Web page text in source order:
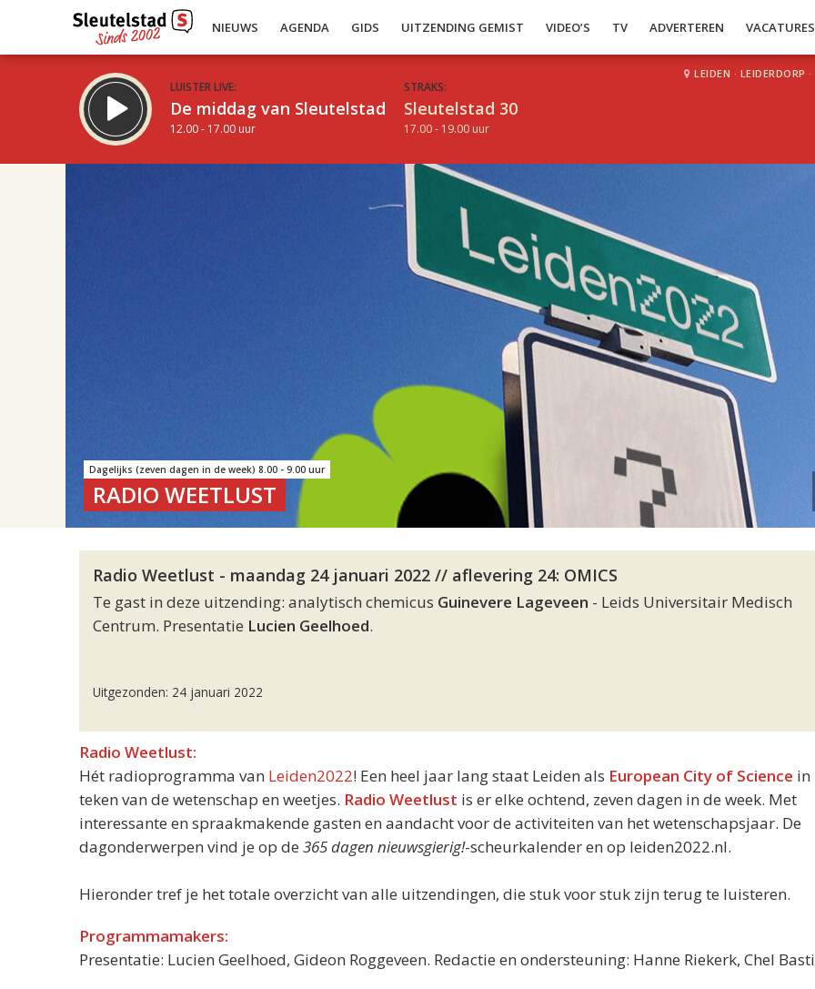
NIEUWS AGENDA GIDS UITZENDING GEMIST VIDEO’S TV ADVERTEREN VACATURES
LUISTER LIVE:
De middag van Sleutelstad
12.00 - 17.00 uur
STRAKS:
Sleutelstad 30
17.00 - 19.00 uur
LEIDEN · LEIDERDORP ·
Dagelijks (zeven dagen in de week) 8.00 - 9.00 uur
RADIO WEETLUST
Radio Weetlust - maandag 24 januari 2022 // aflevering 24: OMICS
Te gast in deze uitzending: analytisch chemicus Guinevere Lageveen - Leids Universitair Medisch
Centrum. Presentatie Lucien Geelhoed.
Uitgezonden: 24 januari 2022
Radio Weetlust:
Hét radioprogramma van Leiden2022! Een heel jaar lang staat Leiden als European City of Science in
teken van de wetenschap en weetjes. Radio Weetlust is er elke ochtend, zeven dagen in de week. Met
interessante en spraakmakende gasten en aandacht voor de activiteiten van het wetenschapsjaar. De
dagonderwerpen vind je op de 365 dagen nieuwsgierig!-scheurkalender en op leiden2022.nl.
Hieronder tref je het totale overzicht van alle uitzendingen, die stuk voor stuk zijn terug te luisteren.
Programmamakers:
Presentatie: Lucien Geelhoed, Gideon Roggeveen. Redactie en ondersteuning: Hanne Riekerk, Chel